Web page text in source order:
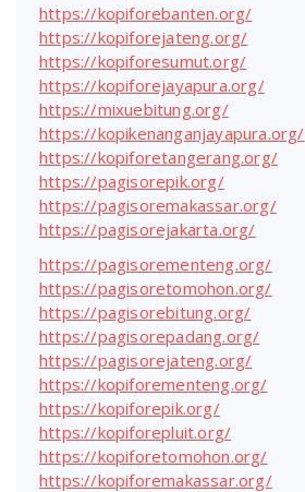
https://kopiforebanten.org/
https://kopiforejateng.org/
https://kopiforesumut.org/
https://kopiforejayapura.org/
https://mixuebitung.org/
https://kopikenanganjayapura.org/
https://kopiforetangerang.org/
https://pagisorepik.org/
https://pagisoremakassar.org/
https://pagisorejakarta.org/
https://pagisorementeng.org/
https://pagisoretomohon.org/
https://pagisorebitung.org/
https://pagisorepadang.org/
https://pagisorejateng.org/
https://kopiforementeng.org/
https://kopiforepik.org/
https://kopiforepluit.org/
https://kopiforetomohon.org/
https://kopiforemakassar.org/